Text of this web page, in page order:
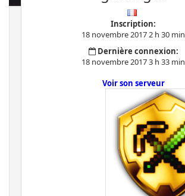
Inscription:
18 novembre 2017 2 h 30 min
Dernière connexion:
18 novembre 2017 3 h 33 min
Voir son serveur